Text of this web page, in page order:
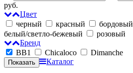
руб.
Цвет
черный
красный бордовый
белый/светло-бежевый
розовый
Бренд
BB1
Chicaloco
Dimanche
Каталог